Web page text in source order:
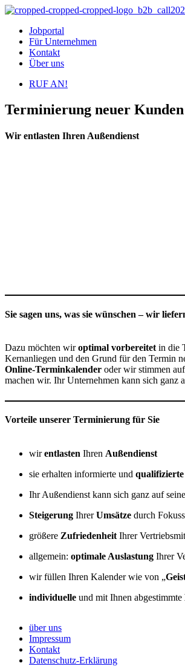
Jobportal
Für Unternehmen
Kontakt
Über uns
RUF AN!
Terminierung neuer Kunden
Wir entlasten Ihren Außendienst
Sie sagen uns, was sie wünschen – wir
Dazu möchten wiroptimal vorbereitet in die
Kernanliegen und den Grund für den Termin
Online-Terminkalender oder wir stimmen
machen wir. Ihr Unternehmen kann sich ganz
Vorteile unserer Terminierung für Sie
wirentlasten Ihren Außendienst
sie erhalten informierte und
Ihr Außendienst kann sich ganz auf
Steigerung IhrerUmsätze durch
größere Zufriedenheit Ihrer
allgemein: optimale Auslastung Ihrer
wir füllen Ihren Kalender wie von „
individuelle und mit Ihnen abgestimmte
über uns
Impressum
Kontakt
Datenschutz-Erklärung